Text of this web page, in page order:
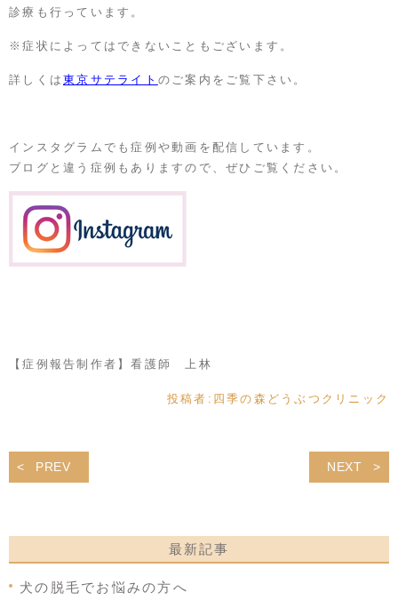
診療も行っています。
※症状によってはできないこともございます。
詳しくは 東京サテライト のご案内をご覧下さい。
インスタグラムでも症例や動画を配信しています。
ブログと違う症例もありますので、ぜひご覧ください。
【症例報告制作者】看護師 上林
投稿者: 四季の森どうぶつクリニック
PREV NEXT
最新記事
犬の脱毛でお悩みの方へ